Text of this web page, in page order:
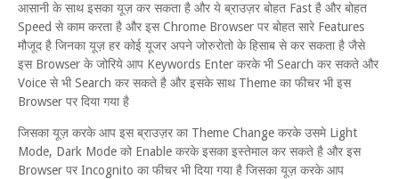
आसानी के साथ इसका यूज़ कर सकता है और ये ब्राउज़र बोहत Fast है और बोहत
Speed से काम करता है और इस Chrome Browser पर बोहत सारे Features
मौजूद है जिनका यूज़ हर कोई यूजर अपने जोरुरोतो के हिसाब से कर सकता है जैसे
इस Browser के जोरिये आप Keywords Enter करके भी Search कर सकते और
Voice से भी Search कर सकते है और इसके साथ Theme का फीचर भी इस
Browser पर दिया गया है
जिसका यूज़ करके आप इस ब्राउज़र का Theme Change करके उसमे Light
Mode, Dark Mode को Enable करके इसका इस्तेमाल कर सकते है और इस
Browser पर Incognito का फीचर भी दिया गया है जिसका यूज़ करके आप